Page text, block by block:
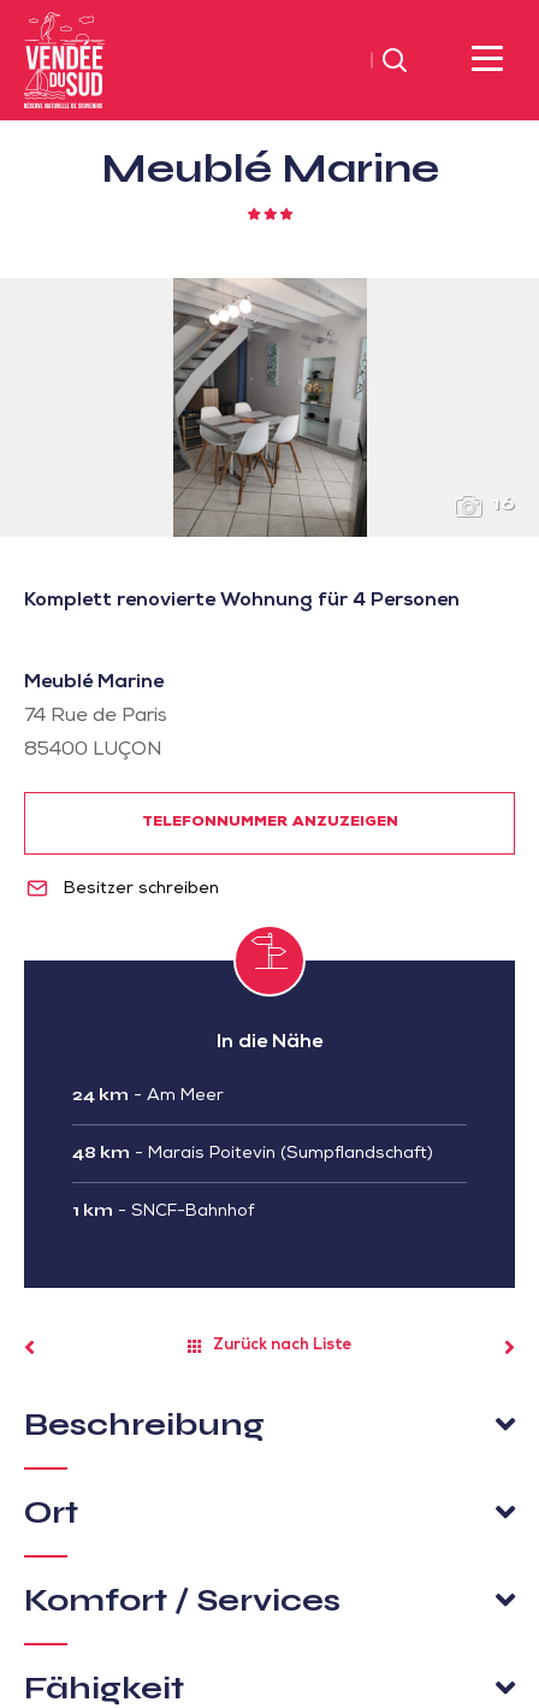
Sud
Suchen
Meublé Marine
3
16
Komplett renovierte Wohnung für 4 Personen
Meublé Marine
74 Rue de Paris
85400 LUÇON
TELEFONNUMMER ANZUZEIGEN
Besitzer schreiben
In die Nähe
24 km - Am Meer
48 km - Marais Poitevin (Sumpflandschaft)
1 km - SNCF-Bahnhof
Zurück nach Liste
Beschreibung
Ort
Komfort / Services
Fähigkeit